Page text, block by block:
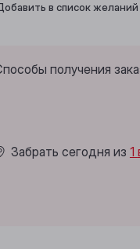
в список желаний
получения
Забрать сегодня из